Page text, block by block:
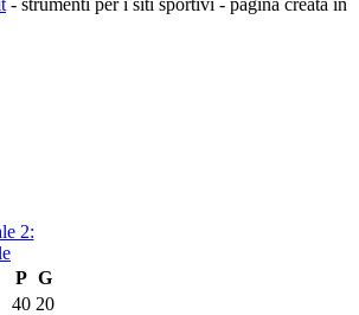
2:
P G
40 20